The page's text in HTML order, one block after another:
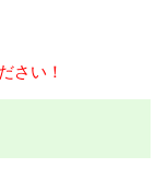
さい！